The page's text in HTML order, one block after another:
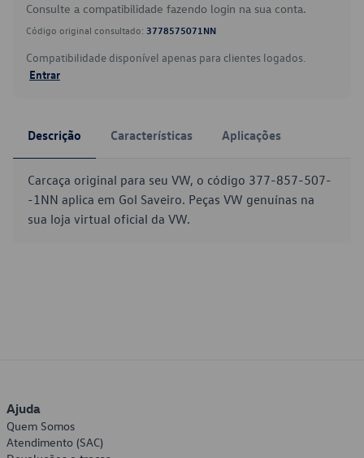
Consulte a compatibilidade fazendo login na sua conta.
Código original consultado: 3778575071NN
Compatibilidade disponível apenas para clientes logados.
Entrar
Descrição Características Aplicações
Carcaça original para seu VW, o código 377-857-507-
-1NN aplica em Gol Saveiro. Peças VW genuínas na
sua loja virtual oficial da VW.
Ajuda
Quem Somos
Atendimento (SAC)